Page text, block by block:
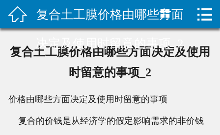
 HOME
 复合土工膜价格由哪些方面
决定及使用时留意的事项_2
 
复合土工膜价格由哪些方面决定及使用
时留意的事项_2
价格由哪些方面决定及使用时留意的事项
复合的价钱是从经济学的假定影响需求的非价钱